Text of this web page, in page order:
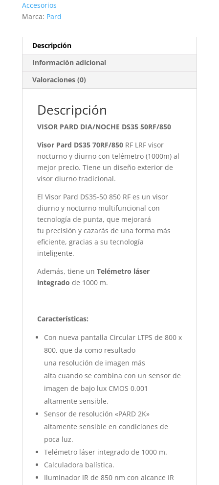
Accesorios
Marca: Pard
Descripción
Información adicional
Valoraciones (0)
Descripción
VISOR PARD DIA/NOCHE DS35 50RF/850
Visor Pard DS35 70RF/850 RF LRF visor
nocturno y diurno con telémetro (1000m) al
mejor precio. Tiene un diseño exterior de
visor diurno tradicional.
El Visor Pard DS35-50 850 RF es un visor
diurno y nocturno multifuncional con
tecnología de punta, que mejorará
tu precisión y cazarás de una forma más
eficiente, gracias a su tecnología
inteligente.
Además, tiene un Telémetro láser
integrado de 1000 m.
Características:
Con nueva pantalla Circular LTPS de 800 x
800, que da como resultado
una resolución de imagen más
alta cuando se combina con un sensor de
imagen de bajo lux CMOS 0.001
altamente sensible.
Sensor de resolución «PARD 2K»
altamente sensible en condiciones de
poca luz.
Telémetro láser integrado de 1000 m.
Calculadora balística.
Iluminador IR de 850 nm con alcance IR